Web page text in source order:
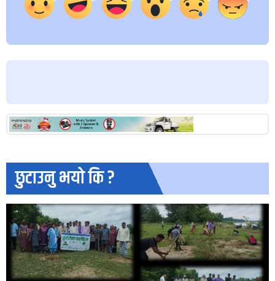
छुटाउनु भयो कि ?